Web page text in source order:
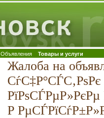
Объявления Товары и услуги
Жалоба на
Р